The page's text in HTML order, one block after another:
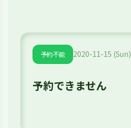
予約不能 2020-11-15 (Sun)
予約できません